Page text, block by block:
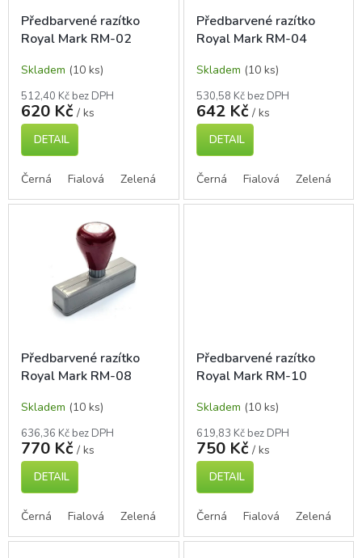
d
u
t
ů
Předbarvené razítko
Royal Mark RM-02
Skladem (10 ks)
512,40 Kč bez DPH
620 Kč / ks
DETAIL
Černá Fialová Zelená Modrá Červená
Předbarvené razítko
Royal Mark RM-04
Skladem (10 ks)
530,58 Kč bez DPH
642 Kč / ks
DETAIL
Černá Fialová Zelená
Předbarvené razítko
Royal Mark RM-08
Skladem (10 ks)
636,36 Kč bez DPH
770 Kč / ks
DETAIL
Černá Fialová Zelená Modrá Červená
Předbarvené razítko
Royal Mark RM-10
Skladem (10 ks)
619,83 Kč bez DPH
750 Kč / ks
DETAIL
Černá Fialová Zelená